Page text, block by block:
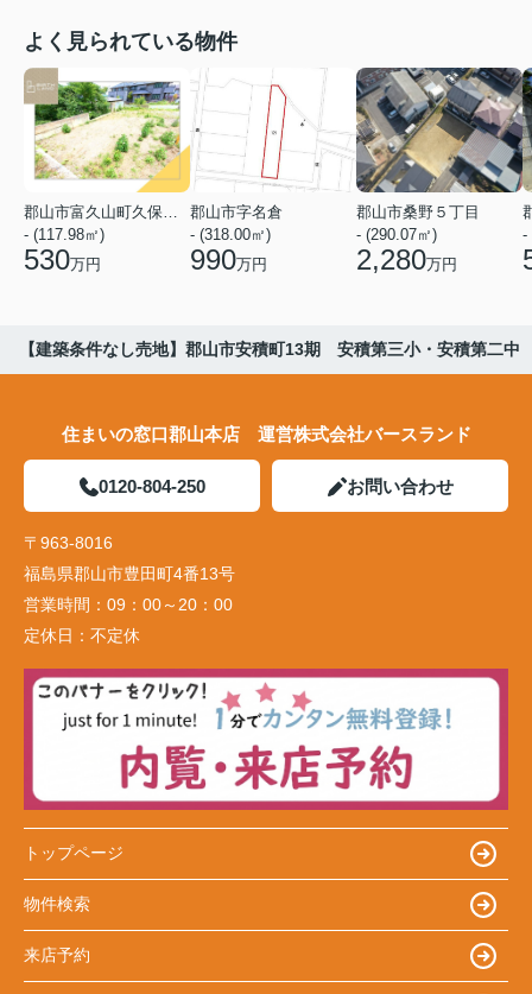
よく見られている物件
- (117.98㎡)
530万円
郡山市字名倉
- (318.00㎡)
990万円
郡山市桑野５丁目
- (290.07㎡)
2,280万円
-
【建築条件なし売地】郡山市安積町13期 安積第三小・安積第二中
住まいの窓口郡山本店 運営株式会社バースランド
0120-804-250 お問い合わせ
〒963-8016
福島県郡山市豊田町4番13号
営業時間： 09：00～20：00
定休日： 不定休
トップページ
物件検索
来店予約